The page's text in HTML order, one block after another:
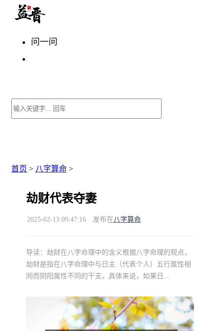
问一问
首页 > 八字算命 >
劫财代表夺妻
2025-02-13 09:47:16 发布在八字算命
导读： 劫财在八字命理中的含义根据八字命理的观点，
劫财是指在八字命理中与日主（代表个人）五行属性相
同而阴阳属性不同的干支。具体来说，如果日...